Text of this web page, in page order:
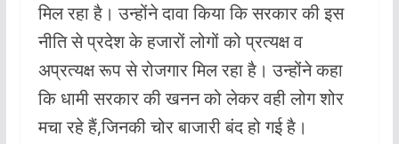
मिल रहा है। उन्होंने दावा किया कि सरकार की इस
नीति से प्रदेश के हजारों लोगों को प्रत्यक्ष व
अप्रत्यक्ष रूप से रोजगार मिल रहा है। उन्होंने कहा
कि धामी सरकार की खनन को लेकर वही लोग शोर
मचा रहे हैं,जिनकी चोर बाजारी बंद हो गई है।